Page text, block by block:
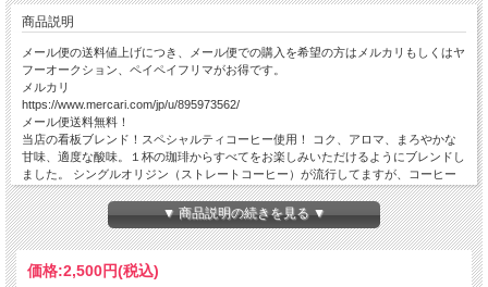
商品説明
メール便の送料値上げにつき、メール便での購入を希望の方はメルカリもしくはヤ
フーオークション、ペイペイフリマがお得です。
メルカリ
https://www.mercari.com/jp/u/895973562/
メール便送料無料！
当店の看板ブレンド！スペシャルティコーヒー使用！ コク、アロマ、まろやかな
甘味、適度な酸味。１杯の珈琲からすべてをお楽しみいただけるようにブレンドし
ました。 シングルオリジン（ストレートコーヒー）が流行してますが、コーヒー
はブレンドが一番美味しい！とういう方にオススメ！ 南米、中米、アジア、アフ
リカから厳選されたスペシャルティコーヒーを６～１０種類使用して作るブレンド
は、飲食店、オフィスなどの業務用プロユースとしてはもちろん、一般の方にも一
番愛飲していただいてます。 当店ではそれらを１種類ごとに単一焙煎してます。
使用する釜は熱風釜、直火釜、炭火焼き焙煎でそれぞれの産地の豆の相性のいい焙
煎方式で使い分けてます。たいへん時間と手間がかかりますが、それぞれの豆の美
▼ 商品説明の続きを見る ▼
価格:2,500円(税込)